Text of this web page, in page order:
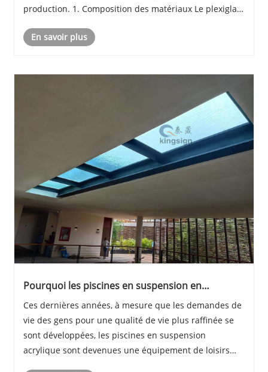
production. 1. Composition des matériaux Le plexiglas,
plastique transparent fabriqué à......
En savoir plus
Pourquoi les piscines en suspension en
populaires?
Ces dernières années, à mesure que les demandes de
vie des gens pour une qualité de vie plus raffinée se
sont développées, les piscines en suspension
acrylique sont devenues une équipement de loisirs